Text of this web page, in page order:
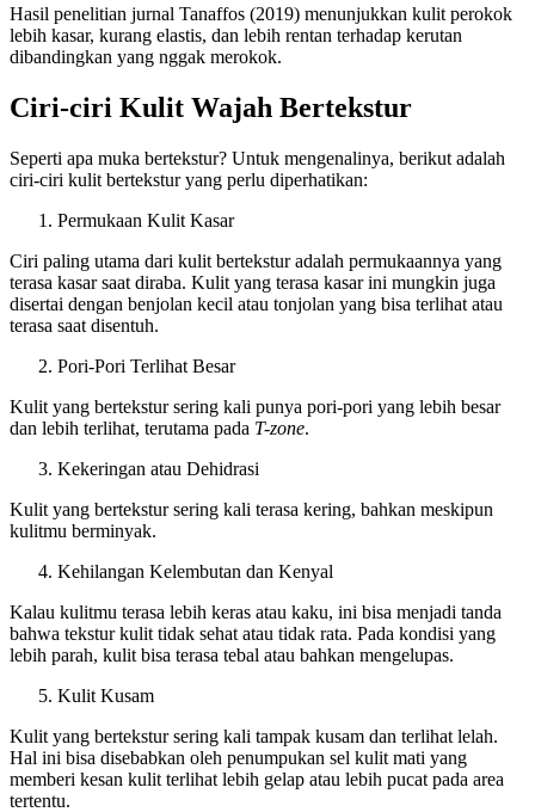
Hasil penelitian jurnal Tanaffos (2019) menunjukkan kulit perokok
lebih kasar, kurang elastis, dan lebih rentan terhadap kerutan
dibandingkan yang nggak merokok.
Ciri-ciri Kulit Wajah Bertekstur
Seperti apa muka bertekstur? Untuk mengenalinya, berikut adalah
ciri-ciri kulit bertekstur yang perlu diperhatikan:
Permukaan Kulit Kasar
Ciri paling utama dari kulit bertekstur adalah permukaannya yang
terasa kasar saat diraba. Kulit yang terasa kasar ini mungkin juga
disertai dengan benjolan kecil atau tonjolan yang bisa terlihat atau
terasa saat disentuh.
Pori-Pori Terlihat Besar
Kulit yang bertekstur sering kali punya pori-pori yang lebih besar
dan lebih terlihat, terutama pada T-zone.
Kekeringan atau Dehidrasi
Kulit yang bertekstur sering kali terasa kering, bahkan meskipun
kulitmu berminyak.
Kehilangan Kelembutan dan Kenyal
Kalau kulitmu terasa lebih keras atau kaku, ini bisa menjadi tanda
bahwa tekstur kulit tidak sehat atau tidak rata. Pada kondisi yang
lebih parah, kulit bisa terasa tebal atau bahkan mengelupas.
Kulit Kusam
Kulit yang bertekstur sering kali tampak kusam dan terlihat lelah.
Hal ini bisa disebabkan oleh penumpukan sel kulit mati yang
memberi kesan kulit terlihat lebih gelap atau lebih pucat pada area
tertentu.